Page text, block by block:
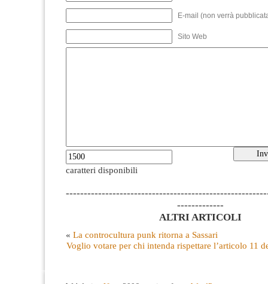
E-mail (non verrà
Sito Web
caratteri disponibili
-------------
ALTRI ARTICOLI
« La controcultura punk ritorna a Sassari
Voglio votare per chi intenda rispettare l’articolo 11